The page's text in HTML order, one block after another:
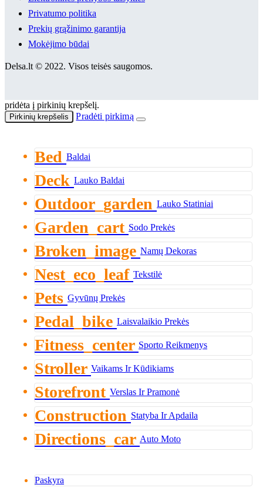
Privatumo politika
Prekių grąžinimo garantija
Mokėjimo būdai
Delsa.lt © 2022. Visos teisės saugomos.
pridėta į pirkinių krepšelį.
Pirkinių krepšelis Pradėti pirkimą
Bed Baldai
Deck Lauko Baldai
Outdoor_garden Lauko Statiniai
Garden_cart Sodo Prekės
Broken_image Namų Dekoras
Nest_eco_leaf Tekstilė
Pets Gyvūnų Prekės
Pedal_bike Laisvalaikio Prekės
Fitness_center Sporto Reikmenys
Stroller Vaikams Ir Kūdikiams
Storefront Verslas Ir Pramonė
Construction Statyba Ir Apdaila
Directions_car Auto Moto
Paskyra